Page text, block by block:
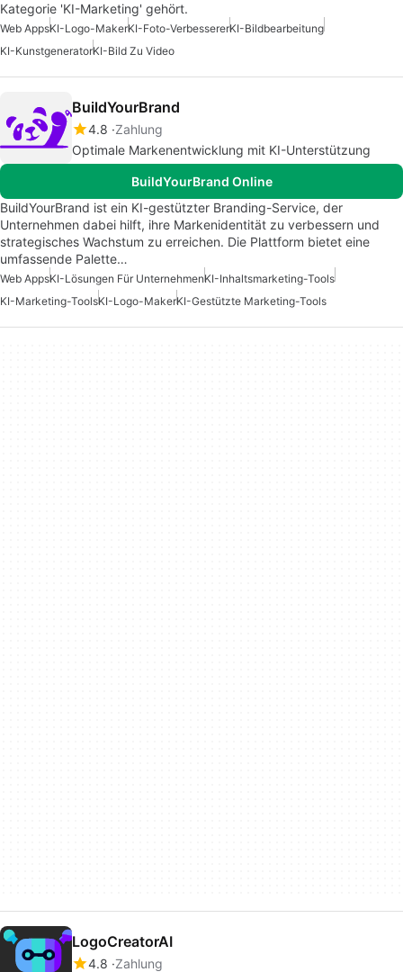
Kategorie 'KI-Marketing' gehört.
Web AppsKI-Logo-MakerKI-Foto-VerbessererKI-Bildbearbeitung
KI-KunstgeneratorKI-Bild Zu Video
BuildYourBrand
4.8 Zahlung
Optimale Markenentwicklung mit KI-Unterstützung
BuildYourBrand Online
BuildYourBrand ist ein KI-gestützter Branding-Service, der
Unternehmen dabei hilft, ihre Markenidentität zu verbessern und
strategisches Wachstum zu erreichen. Die Plattform bietet eine
umfassende Palette…
Web AppsKI-Lösungen Für UnternehmenKI-Inhaltsmarketing-Tools
KI-Marketing-ToolsKI-Logo-MakerKI-Gestützte Marketing-Tools
LogoCreatorAI
4.8 Zahlung